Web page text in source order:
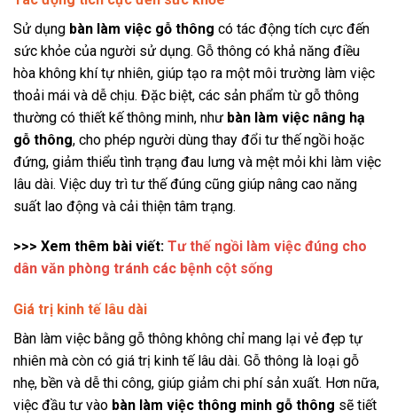
Sử dụng bàn làm việc gỗ thông có tác động tích cực đến
sức khỏe của người sử dụng. Gỗ thông có khả năng điều
hòa không khí tự nhiên, giúp tạo ra một môi trường làm việc
thoải mái và dễ chịu. Đặc biệt, các sản phẩm từ gỗ thông
thường có thiết kế thông minh, như bàn làm việc nâng hạ
gỗ thông, cho phép người dùng thay đổi tư thế ngồi hoặc
đứng, giảm thiểu tình trạng đau lưng và mệt mỏi khi làm việc
lâu dài. Việc duy trì tư thế đúng cũng giúp nâng cao năng
suất lao động và cải thiện tâm trạng.
>>> Xem thêm bài viết: Tư thế ngồi làm việc đúng cho
dân văn phòng tránh các bệnh cột sống
Giá trị kinh tế lâu dài
Bàn làm việc bằng gỗ thông không chỉ mang lại vẻ đẹp tự
nhiên mà còn có giá trị kinh tế lâu dài. Gỗ thông là loại gỗ
nhẹ, bền và dễ thi công, giúp giảm chi phí sản xuất. Hơn nữa,
việc đầu tư vào bàn làm việc thông minh gỗ thông sẽ tiết